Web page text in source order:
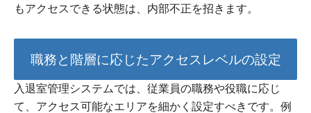
もアクセスできる状態は、内部不正を招きます。
職務と階層に応じたアクセスレベルの設定
入退室管理システムでは、従業員の職務や役職に応じ
て、アクセス可能なエリアを細かく設定すべきです。例